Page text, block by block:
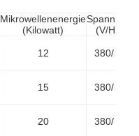
Mikrowellenenergie
(Kilowatt)
Spannung
(V/Hz)
12 380/50
15 380/50
20 380/50